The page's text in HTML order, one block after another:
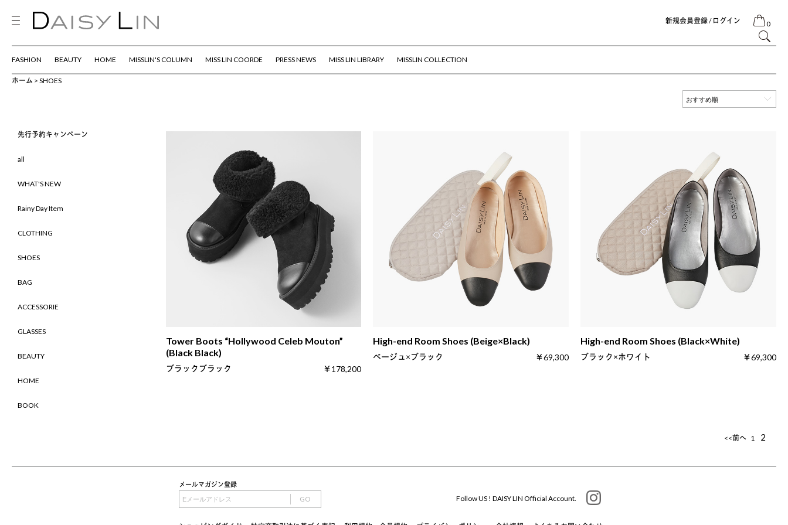
新規会員登録 / ログイン 0
FASHION BEAUTY HOME MISSLIN'S COLUMN MISS LIN COORDE PRESS NEWS MISS LIN LIBRARY MISSLIN COLLECTION
ホーム SHOES
先行予約キャンペーン
all
WHAT'S NEW
Rainy Day Item
CLOTHING
SHOES
BAG
ACCESSORIE
GLASSES
BEAUTY
HOME
BOOK
Tower Boots “Hollywood Celeb Mouton”
(Black Black)
ブラックブラック ￥178,200
High-end Room Shoes (Beige×Black)
ベージュ×ブラック ￥69,300
High-end Room Shoes (Black×White)
ブラック×ホワイト ￥69,300
<<前へ 1 2
メールマガジン登録
GO Follow US ! DAISY LIN Official Account.